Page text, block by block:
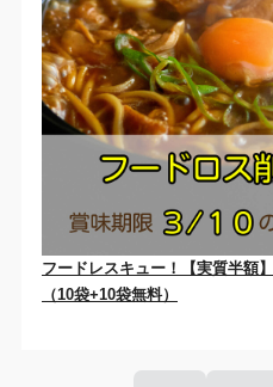
フードレスキュー！【実質半額
（10袋+10袋無料）